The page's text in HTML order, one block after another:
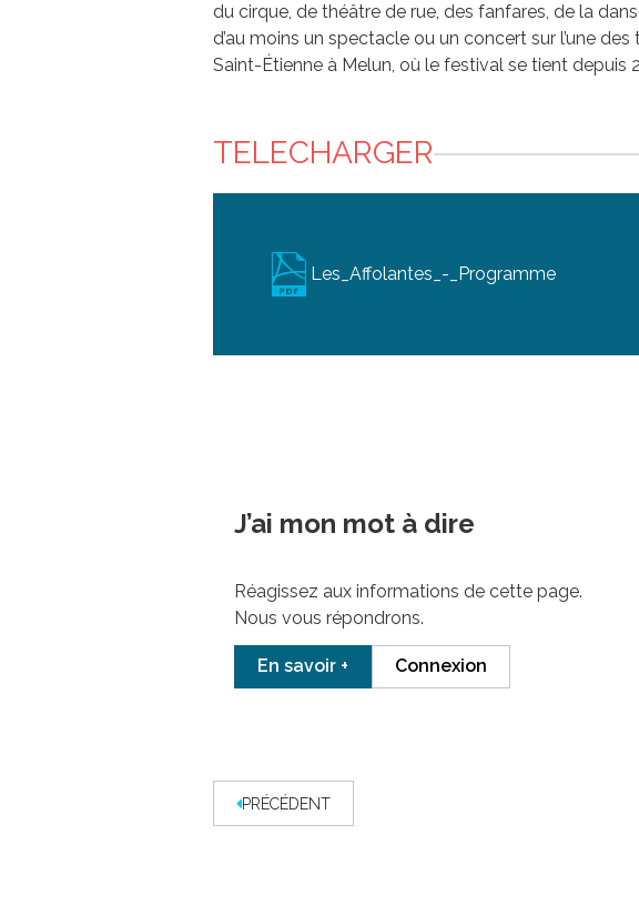
du cirque, de théâtre de rue, des fanfares, de la
d’au moins un spectacle ou un concert sur l’une
Saint-Étienne à Melun, où le festival se tient depuis
TELECHARGER
Les_Affolantes_-_Programme
J’ai mon mot à dire
Réagissez aux informations de cette page.
Nous vous répondrons.
En savoir + Connexion
PRÉCÉDENT